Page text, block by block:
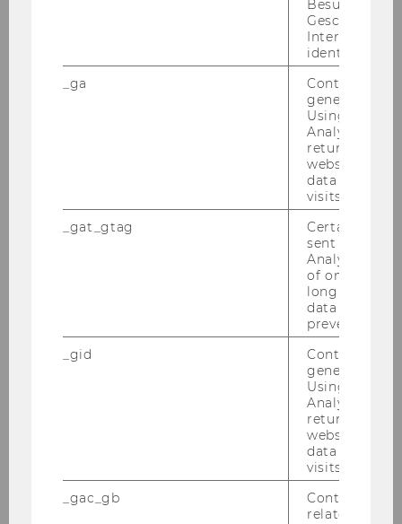
Für das Er­stel­len von Lis­ten mit Ver­gleichs­
grup­pen und die Ana­ly­se um­fas­sen­der Da­ten­
be­stän­de ste­hen eine Reihe von Tools-​ und
Die Da­ten­bank be­inhal­tet im Rah­men einer MS
Office-​Schnittstelle eine Excel-​Verknüpfung,
durch die mit­hil­fe von spe­zi­el­len For­meln ein
Da­ten­ab­ruf di­rekt in eine Excel-​Tabelle er­fol­
gen kann. Die­ser Da­ten­ab­ruf kann auch dy­na­
misch ge­stal­tet wer­den, so­dass er sich in der
Mit­ar­bei­te­rIn­nen der WU,die von den IT-​
SERVICES zen­tral ver­wal­te­te PCs und Note­
Ca­pi­tal IQ - Of­fice
mit der Excel-​Schnittstelle über das
zur Ver­fü­gung. Nach der In­
stal­la­ti­on kön­nen die Plugins über den "Plug-​
" im Start­me­nü ak­ti­viert wer­den.
Besucher
Geschlecht
Interessen zu
identifizieren.
_ga
Contains a
generated
Using this
Analytics can
returning
website and
data from
visits.
_gat_gtag
Certain data
sent to
Analytics a
of once per
long as it is
data
prevented.
_gid
Contains a
generated
Using this
Analytics can
returning
website and
data from
visits.
_gac_gb
Contains
related